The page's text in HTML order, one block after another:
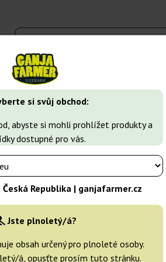
si svůj obchod:
abyste si mohli prohlížet produkty a
dostupné pro vás.
Česká Republika | ganjafarmer.cz
Jste plnoletý/á?
obsah určený pro plnoleté osoby.
á, opusťte prosím tuto stránku.
Třídění